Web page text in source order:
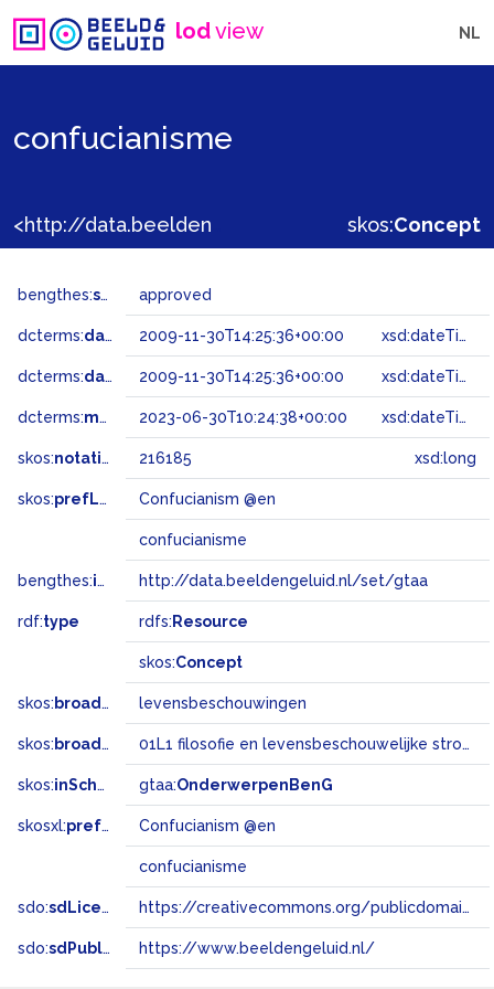
lodview NL
confucianisme
skos:Concept
bengthes:status approved
dcterms:dateAccepted 2009-11-30T14:25:36+00:00 xsd:dateTime
dcterms:dateSubmitted 2009-11-30T14:25:36+00:00 xsd:dateTime
dcterms:modified 2023-06-30T10:24:38+00:00 xsd:dateTime
skos:notation 216185 xsd:long
skos:prefLabel Confucianism @en
confucianisme
bengthes:inSet http://data.beeldengeluid.nl/set/gtaa
rdf:type rdfs: Resource
skos:Concept
skos: broader levensbeschouwingen
skos: broadMatch 01L1 filosofie en levensbeschouwelijke stromingen
skos:inScheme gtaa:OnderwerpenBenG
skosxl:prefLabel Confucianism @en
confucianisme
sdo:sdLicense https://creativecommons.org/publicdomain/zero/1.0/
sdo:sdPublisher https://www.beeldengeluid.nl/